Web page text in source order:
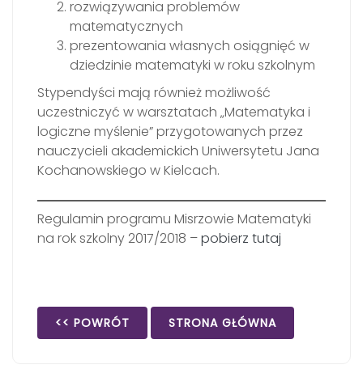
rozwiązywania problemów
matematycznych
prezentowania własnych osiągnięć w
dziedzinie matematyki w roku szkolnym
Stypendyści mają również możliwość
uczestniczyć w warsztatach „Matematyka i
logiczne myślenie” przygotowanych przez
nauczycieli akademickich Uniwersytetu Jana
Kochanowskiego w Kielcach.
Regulamin programu Misrzowie Matematyki
na rok szkolny 2017/2018 –pobierz tutaj
<< POWRÓT STRONA GŁÓWNA